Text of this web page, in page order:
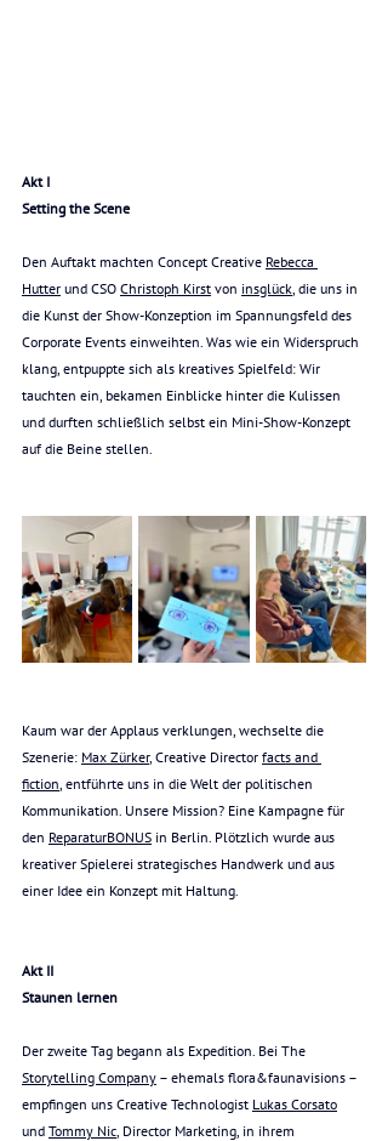
Akt I
Setting the Scene
Den Auftakt machten Concept Creative Rebecca
Hutter und CSO Christoph Kirst von insglück, die uns in
die Kunst der Show-Konzeption im Spannungsfeld des
Corporate Events einweihten. Was wie ein Widerspruch
klang, entpuppte sich als kreatives Spielfeld: Wir
tauchten ein, bekamen Einblicke hinter die Kulissen
und durften schließlich selbst ein Mini-Show-Konzept
auf die Beine stellen.
Kaum war der Applaus verklungen, wechselte die
Szenerie: Max Zürker, Creative Director facts and
fiction entführte uns in die Welt der politischen
Kommunikation. Unsere Mission? Eine Kampagne für
den ReparaturBONUS in Berlin. Plötzlich wurde aus
kreativer Spielerei strategisches Handwerk und aus
einer Idee ein Konzept mit Haltung.
Akt II
Staunen lernen
Der zweite Tag begann als Expedition. Bei The
Storytelling Company – ehemals flora&faunavisions –
empfingen uns Creative Technologist Lukas Corsato
und Tommy Nic , Director Marketing, in ihrem